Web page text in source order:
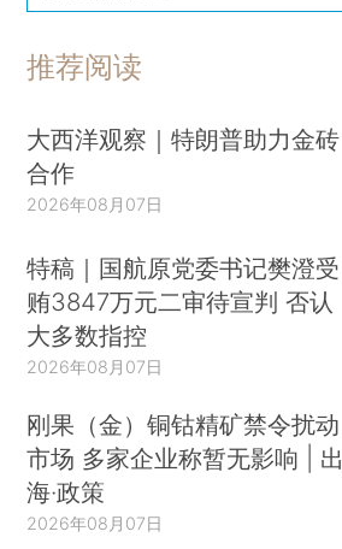
推荐阅读
大西洋观察｜特朗普助力金砖
合作
2026年08月07日
特稿｜国航原党委书记樊澄受
贿3847万元二审待宣判 否认
大多数指控
2026年08月07日
刚果（金）铜钴精矿禁令扰动
市场 多家企业称暂无影响 | 出
海·政策
2026年08月07日